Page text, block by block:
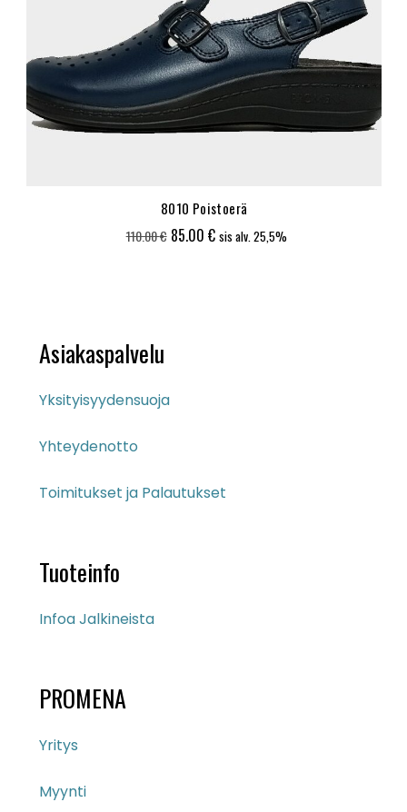
8010 Poistoerä
110.00€ Alkuperäinen
85.00 €Nykyinen
sis alv. 25,5%
Asiakaspalvelu
Yksityisyydensuoja
Yhteydenotto
Toimitukset ja Palautukset
Tuoteinfo
Infoa Jalkineista
PROMENA
Yritys
Myynti